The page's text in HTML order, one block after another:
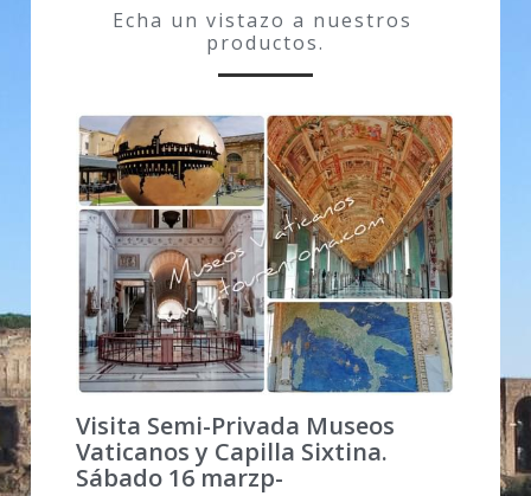
Facebook
Echa un vistazo a nuestros
productos.
Visita Semi-Privada Museos
Vaticanos y Capilla Sixtina.
Sábado 16 marzp-